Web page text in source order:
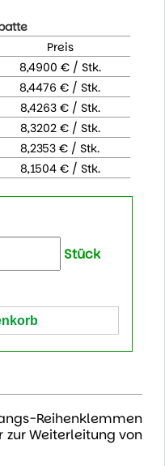
Preis
8,4900 € / Stk.
8,4476 € / Stk.
8,4263 € / Stk.
8,3202 € / Stk.
8,2353 € / Stk.
8,1504 € / Stk.
Stück
Reihenklemmen
Weiterleitung von